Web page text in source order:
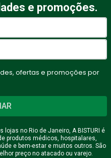
5
e promoções.
ofertas e promoções por
no Rio de Janeiro, A BISTURI é
produtos médicos, hospitalares,
e bem-estar e muitos outros. São
preço no atacado ou varejo.